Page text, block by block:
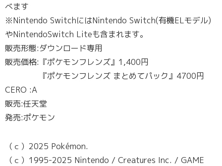
べます
※Nintendo SwitchにはNintendo Switch(有機ELモデル)
やNintendoSwitch Liteも含まれます。
販売形態:ダウンロード専用
販売価格:『ポケモンフレンズ』1,400円
『ポケモンフレンズ まとめてパック』4700円
CERO :A
販売:任天堂
発売:ポケモン
（ｃ）2025 Pokémon.
（ｃ）1995-2025 Nintendo / Creatures Inc. / GAME